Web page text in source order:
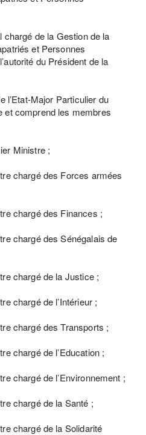
de la Gestion de la
et Personnes
du Président de la
l’Etat-Major Particulier du
et comprend les membres
Ministre ;
chargé des Forces armées
chargé des Finances ;
chargé des Sénégalais de
chargé de la Justice ;
chargé de l’Intérieur ;
chargé des Transports ;
chargé de l’Education ;
chargé de l’Environnement ;
chargé de la Santé ;
chargé de la Solidarité